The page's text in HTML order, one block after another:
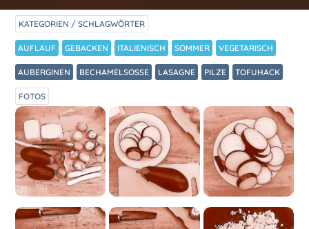
KATEGORIEN / SCHLAGWÖRTER
AUFLAUF GEBACKEN ITALIENISCH SOMMER VEGETARISCH
AUBERGINEN BECHAMELSOSSE LASAGNE PILZE TOFUHACK
FOTOS